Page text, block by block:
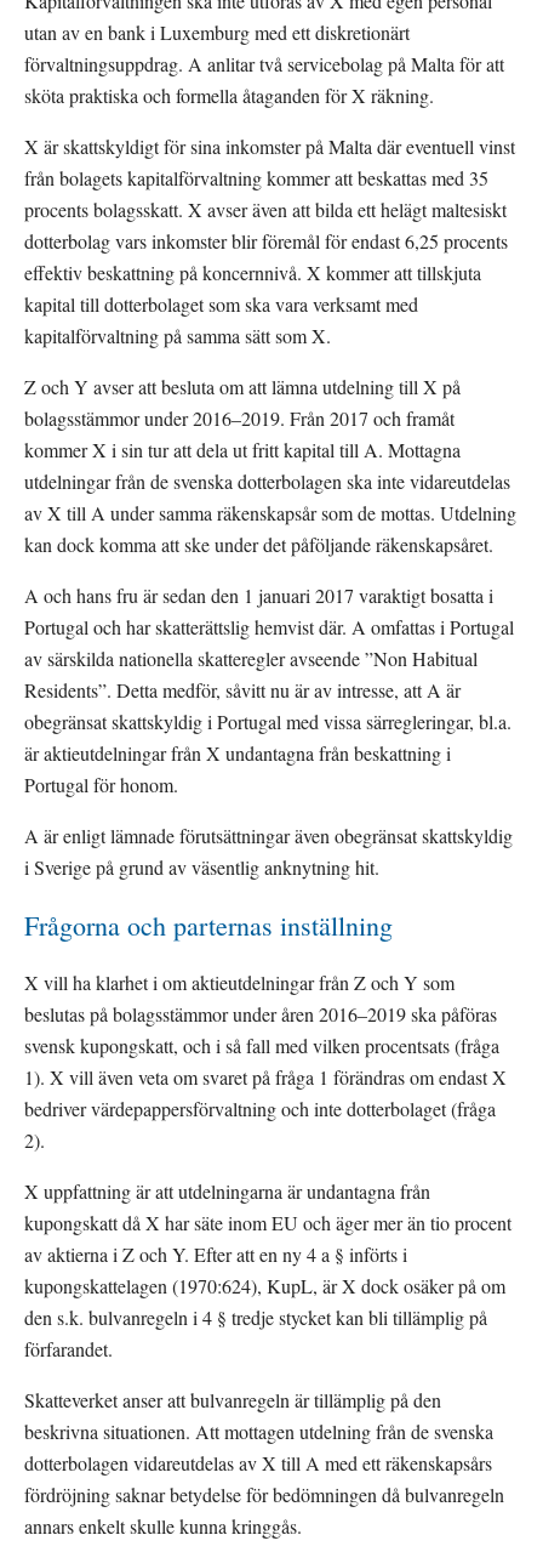
utan av en bank i Luxemburg med ett diskretionärt
förvaltningsuppdrag. A anlitar två servicebolag på Malta för att
sköta praktiska och formella åtaganden för X räkning.
X är skattskyldigt för sina inkomster på Malta där eventuell vinst
från bolagets kapitalförvaltning kommer att beskattas med 35
procents bolagsskatt. X avser även att bilda ett helägt maltesiskt
dotterbolag vars inkomster blir föremål för endast 6,25 procents
effektiv beskattning på koncernnivå. X kommer att tillskjuta
kapital till dotterbolaget som ska vara verksamt med
kapitalförvaltning på samma sätt som X.
Z och Y avser att besluta om att lämna utdelning till X på
bolagsstämmor under 2016–2019. Från 2017 och framåt
kommer X i sin tur att dela ut fritt kapital till A. Mottagna
utdelningar från de svenska dotterbolagen ska inte vidareutdelas
av X till A under samma räkenskapsår som de mottas. Utdelning
kan dock komma att ske under det påföljande räkenskapsåret.
A och hans fru är sedan den 1 januari 2017 varaktigt bosatta i
Portugal och har skatterättslig hemvist där. A omfattas i Portugal
av särskilda nationella skatteregler avseende ”Non Habitual
Residents”. Detta medför, såvitt nu är av intresse, att A är
obegränsat skattskyldig i Portugal med vissa särregleringar, bl.a.
är aktieutdelningar från X undantagna från beskattning i
Portugal för honom.
A är enligt lämnade förutsättningar även obegränsat skattskyldig
i Sverige på grund av väsentlig anknytning hit.
Frågorna och parternas inställning
X vill ha klarhet i om aktieutdelningar från Z och Y som
beslutas på bolagsstämmor under åren 2016–2019 ska påföras
svensk kupongskatt, och i så fall med vilken procentsats (fråga
1). X vill även veta om svaret på fråga 1 förändras om endast X
bedriver värdepappersförvaltning och inte dotterbolaget (fråga
2).
X uppfattning är att utdelningarna är undantagna från
kupongskatt då X har säte inom EU och äger mer än tio procent
av aktierna i Z och Y. Efter att en ny 4 a § införts i
kupongskattelagen (1970:624), KupL, är X dock osäker på om
den s.k. bulvanregeln i 4 § tredje stycket kan bli tillämplig på
förfarandet.
Skatteverket anser att bulvanregeln är tillämplig på den
beskrivna situationen. Att mottagen utdelning från de svenska
dotterbolagen vidareutdelas av X till A med ett räkenskapsårs
fördröjning saknar betydelse för bedömningen då bulvanregeln
annars enkelt skulle kunna kringgås.